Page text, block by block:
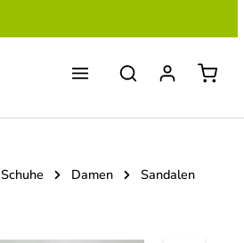
Schuhe Damen Sandalen